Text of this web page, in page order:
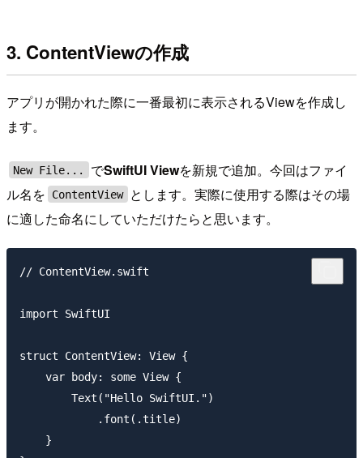
3. ContentViewの作成
アプリが開かれた際に一番最初に表示されるViewを作成し
ます。
New File... でSwiftUI Viewを新規で追加。今回はファイ
ル名を
ContentView
とします。実際に使用する際はその場
に適した命名にしていただけたらと思います。
// ContentView.swift
import SwiftUI
struct ContentView: View {
    var body: some View {
        Text("Hello SwiftUI.")
            .font(.title)
    }